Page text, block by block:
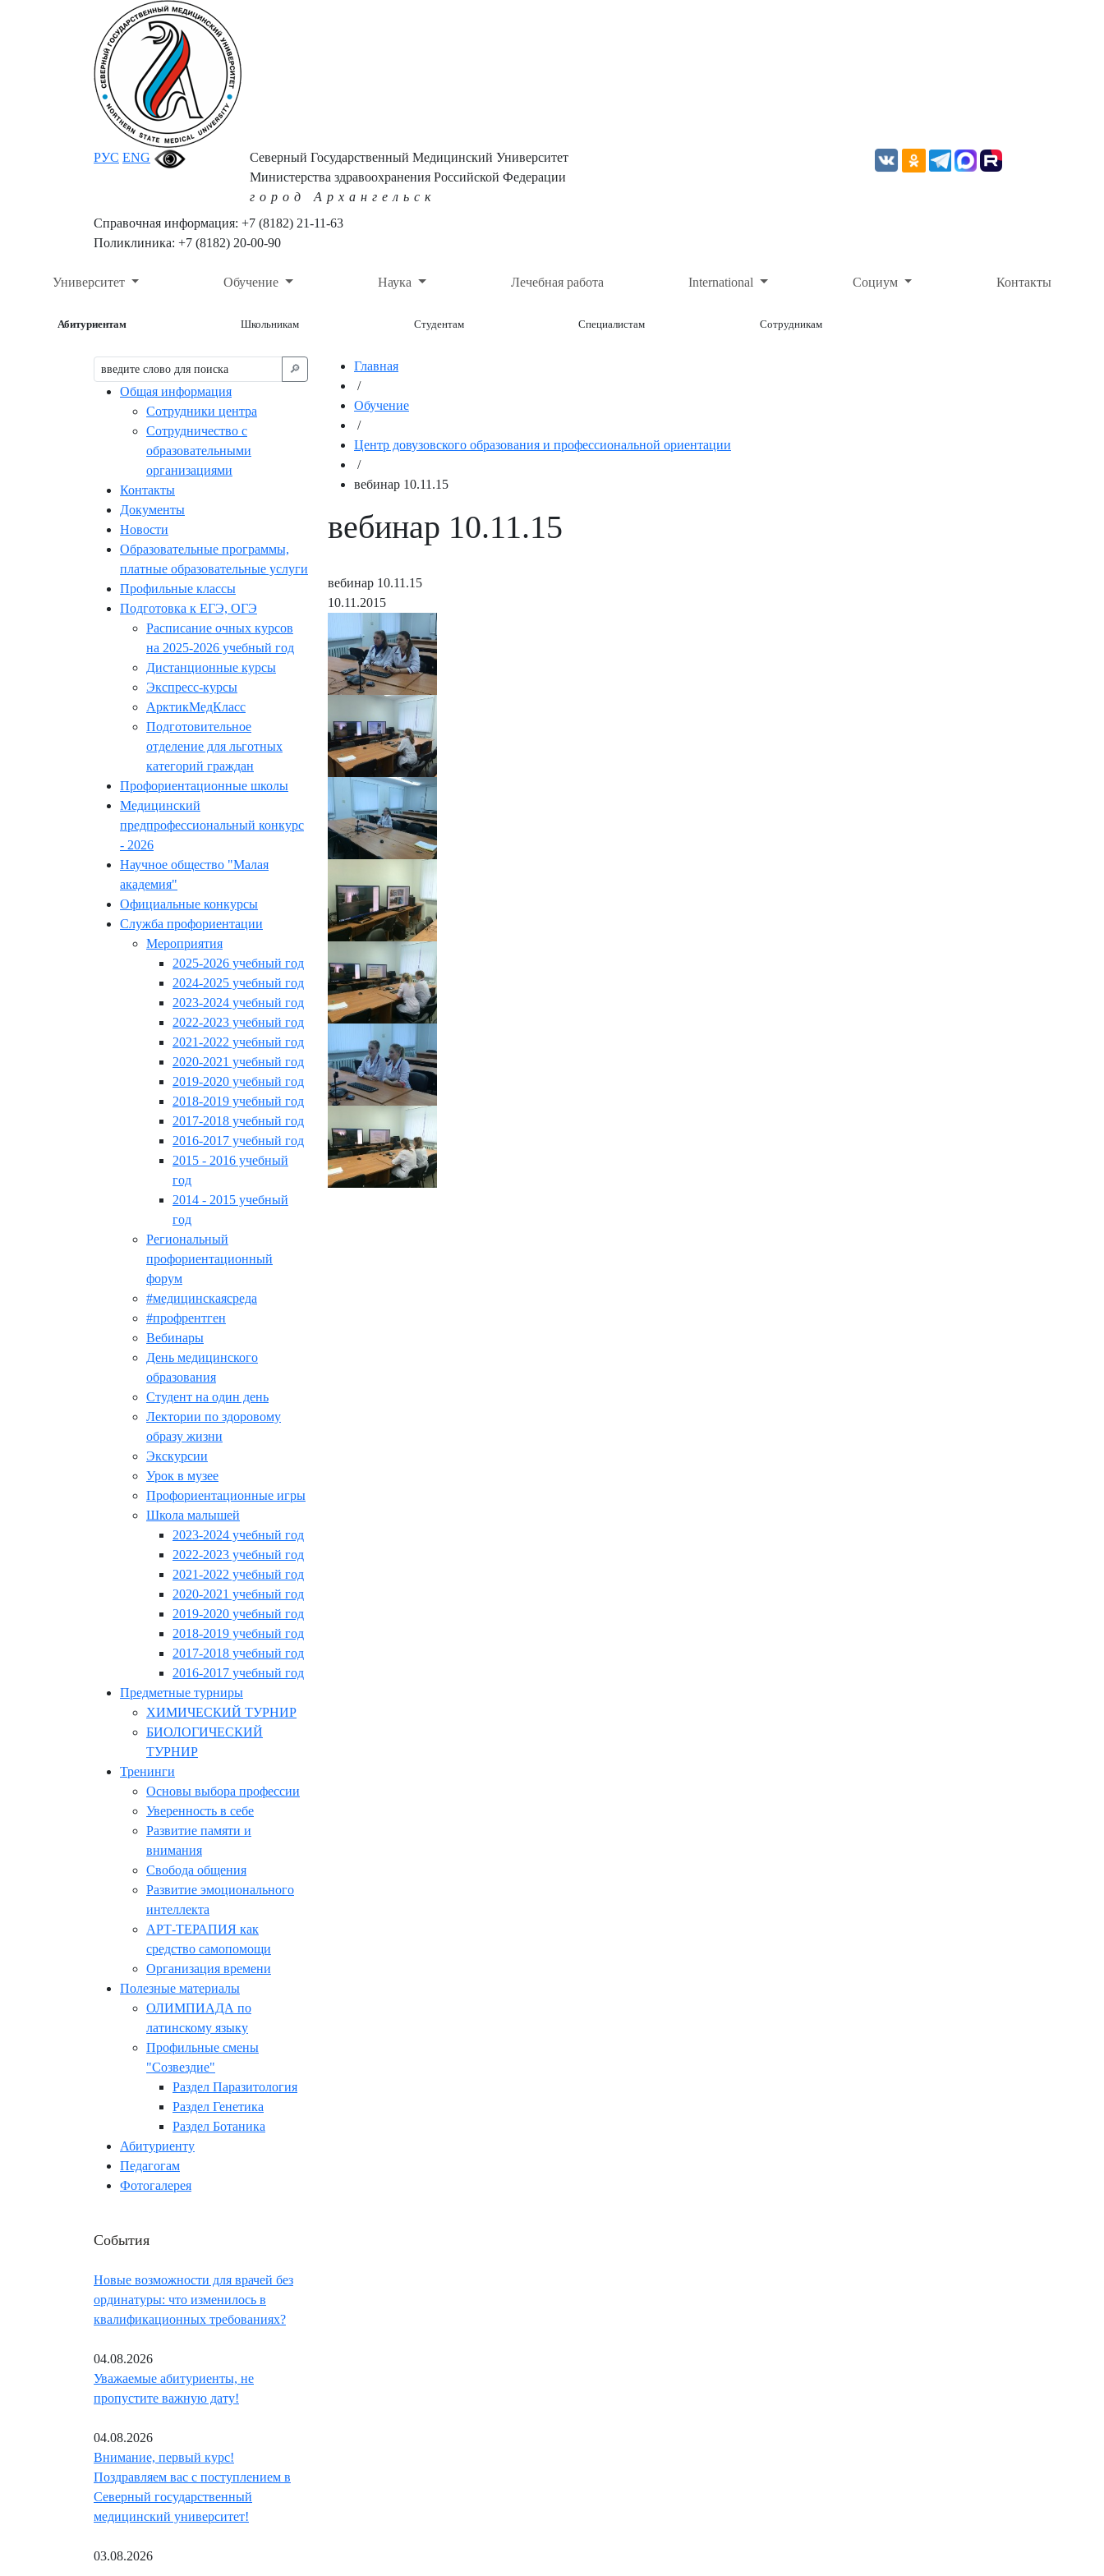
РУС ENG
Северный Государственный Медицинский Университет
Министерства здравоохранения Российской Федерации
город Архангельск
Справочная информация: +7 (8182) 21-11-63
Поликлиника: +7 (8182) 20-00-90
Университет Обучение Наука Лечебная работа International Социум Контакты
Абитуриентам Школьникам Студентам Специалистам Сотрудникам
🔎︎
Общая информация
Сотрудники центра
Сотрудничество с
образовательными
организациями
Контакты
Документы
Новости
Образовательные программы,
платные образовательные услуги
Профильные классы
Подготовка к ЕГЭ, ОГЭ
Расписание очных курсов
на 2025-2026 учебный год
Дистанционные курсы
Экспресс-курсы
АрктикМедКласс
Подготовительное
отделение для льготных
категорий граждан
Профориентационные школы
Медицинский
предпрофессиональный конкурс
- 2026
Научное общество "Малая
академия"
Официальные конкурсы
Служба профориентации
Мероприятия
2025-2026 учебный год
2024-2025 учебный год
2023-2024 учебный год
2022-2023 учебный год
2021-2022 учебный год
2020-2021 учебный год
2019-2020 учебный год
2018-2019 учебный год
2017-2018 учебный год
2016-2017 учебный год
2015 - 2016 учебный
год
2014 - 2015 учебный
год
Региональный
профориентационный
форум
#медицинскаясреда
#профрентген
Вебинары
День медицинского
образования
Студент на один день
Лектории по здоровому
образу жизни
Экскурсии
Урок в музее
Профориентационные игры
Школа малышей
2023-2024 учебный год
2022-2023 учебный год
2021-2022 учебный год
2020-2021 учебный год
2019-2020 учебный год
2018-2019 учебный год
2017-2018 учебный год
2016-2017 учебный год
Предметные турниры
ХИМИЧЕСКИЙ ТУРНИР
БИОЛОГИЧЕСКИЙ
ТУРНИР
Тренинги
Основы выбора профессии
Уверенность в себе
Развитие памяти и
внимания
Свобода общения
Развитие эмоционального
интеллекта
АРТ-ТЕРАПИЯ как
средство самопомощи
Организация времени
Полезные материалы
ОЛИМПИАДА по
латинскому языку
Профильные смены
"Созвездие"
Раздел Паразитология
Раздел Генетика
Раздел Ботаника
Абитуриенту
Педагогам
Фотогалерея
События
Новые возможности для врачей без
ординатуры: что изменилось в
квалификационных требованиях?
04.08.2026
Уважаемые абитуриенты, не
пропустите важную дату!
04.08.2026
Внимание, первый курс!
Поздравляем вас с поступлением в
Северный государственный
медицинский университет!
03.08.2026
Главная
/
Обучение
/
Центр довузовского образования и профессиональной ориентации
/
вебинар 10.11.15
вебинар 10.11.15
вебинар 10.11.15
10.11.2015